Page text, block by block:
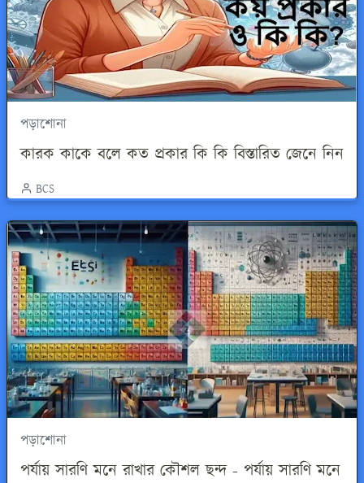
পড়াশোনা
কারক কাকে বলে কত প্রকার কি কি বিস্তারিত জেনে নিন
BCS
পড়াশোনা
পর্যায় সারণি মনে রাখার কৌশল ছন্দ - পর্যায় সারণি মনে